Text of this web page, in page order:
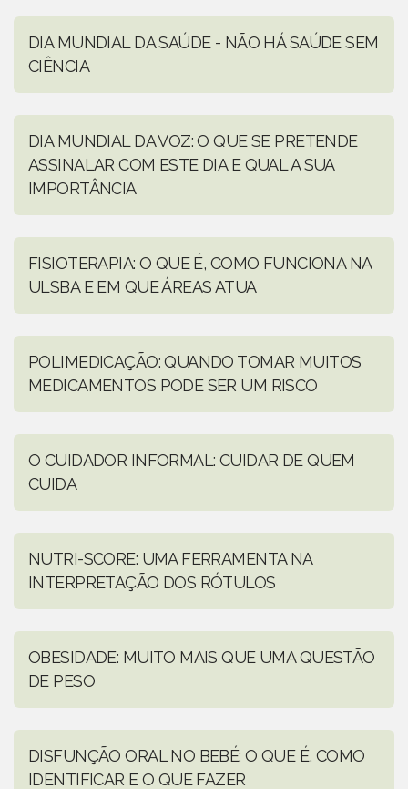
DIA MUNDIAL DA SAÚDE - NÃO HÁ SAÚDE SEM
CIÊNCIA
DIA MUNDIAL DA VOZ: O QUE SE PRETENDE
ASSINALAR COM ESTE DIA E QUAL A SUA
IMPORTÂNCIA
FISIOTERAPIA: O QUE É, COMO FUNCIONA NA
ULSBA E EM QUE ÁREAS ATUA
POLIMEDICAÇÃO: QUANDO TOMAR MUITOS
MEDICAMENTOS PODE SER UM RISCO
O CUIDADOR INFORMAL: CUIDAR DE QUEM
CUIDA
NUTRI-SCORE: UMA FERRAMENTA NA
INTERPRETAÇÃO DOS RÓTULOS
OBESIDADE: MUITO MAIS QUE UMA QUESTÃO
DE PESO
DISFUNÇÃO ORAL NO BEBÉ: O QUE É, COMO
IDENTIFICAR E O QUE FAZER